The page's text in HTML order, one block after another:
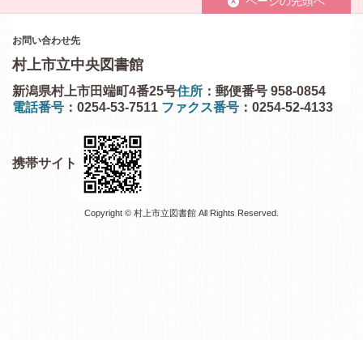
お問い合わせ先
村上市立中央図書館
住所 ：郵便番号 958-0854
新潟県村上市田端町4番25号
電話番号 ：0254-53-7511 ファクス番号 ：0254-52-4133
携帯サイト
Copyright © 村上市立図書館 All Rights Reserved.